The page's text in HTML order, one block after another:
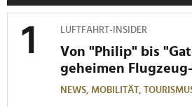
LUFTFAHRT-INSIDER
Von "Philip" bis
geheimen
NEWS, MOBILITÄT,